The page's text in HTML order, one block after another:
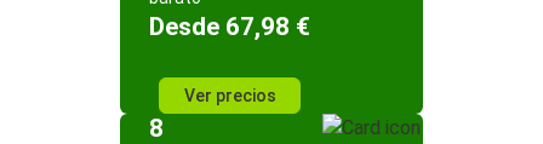
Desde 67,98 €
Ver precios
8